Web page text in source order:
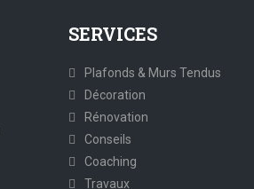
SERVICES
Plafonds & Murs Tendus
Décoration
Rénovation
Conseils
Coaching
Travaux